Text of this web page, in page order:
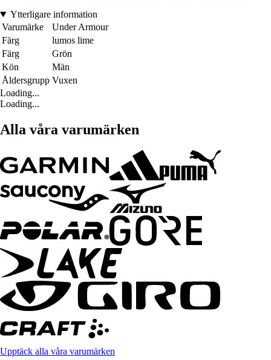
Ytterligare information
Varumärke
Under Armour
Färg
lumos lime
Färg
Grön
Kön
Män
Åldersgrupp Vuxen
Loading...
Loading...
Alla våra varumärken
Upptäck alla våra varumärken